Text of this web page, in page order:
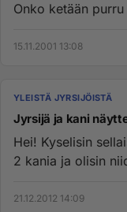
Onko ketään
15.11.2001 13:08
YLEISTÄ JYRSIJÖISTÄ
Jyrsijä ja kani
Hei! Kyselisin sellaista, että kun meillä on 2 marsua, ja
2 kania ja olisin
21.12.2012 14:09